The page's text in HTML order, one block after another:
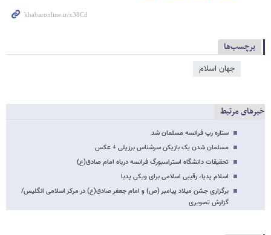
برچسب‌ها
جهان اسلام
خبرهای مرتبط
ستاره رپ فرانسه مسلمان شد
مسلمان شدن یک بازیکن سرشناس برزیلی + عکس
تحقیقات دانشگاه استراسبورگ فرانسه درباه امام صادق(ع)
اسلام پدیا، رقیبی اسلامی برای ویکی پدیا
برگزاری جشن میلاد پیامبر (ص) و امام جعفر صادق(ع) در مرکز اسلامی انگلیس/
گزارش تصویری